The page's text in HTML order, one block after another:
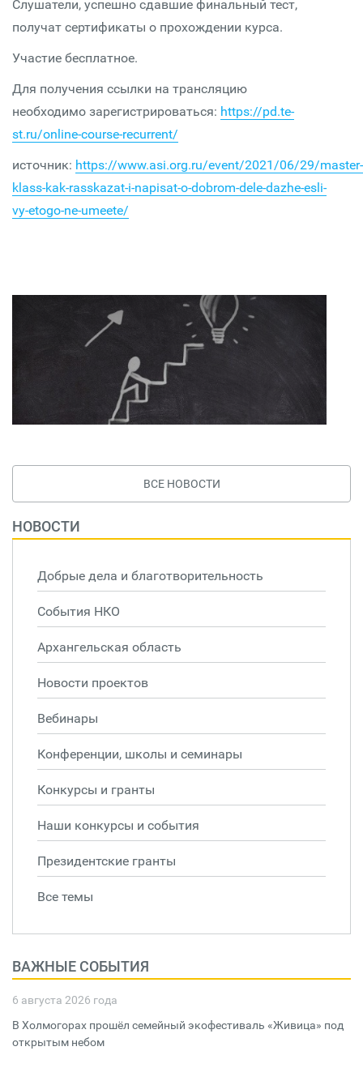
Слушатели, успешно сдавшие финальный тест,
получат сертификаты о прохождении курса.
Участие бесплатное.
Для получения ссылки на трансляцию
необходимо зарегистрироваться: https://pd.te-
st.ru/online-course-recurrent/
источник: https://www.asi.org.ru/event/2021/06/29/master-
klass-kak-rasskazat-i-napisat-o-dobrom-dele-dazhe-esli-
vy-etogo-ne-umeete/
ВСЕ НОВОСТИ
НОВОСТИ
Добрые дела и благотворительность
События НКО
Архангельская область
Новости проектов
Вебинары
Конференции, школы и семинары
Конкурсы и гранты
Наши конкурсы и события
Президентские гранты
Все темы
ВАЖНЫЕ СОБЫТИЯ
6 августа 2026 года
В Холмогорах прошёл семейный экофестиваль «Живица» под
открытым небом